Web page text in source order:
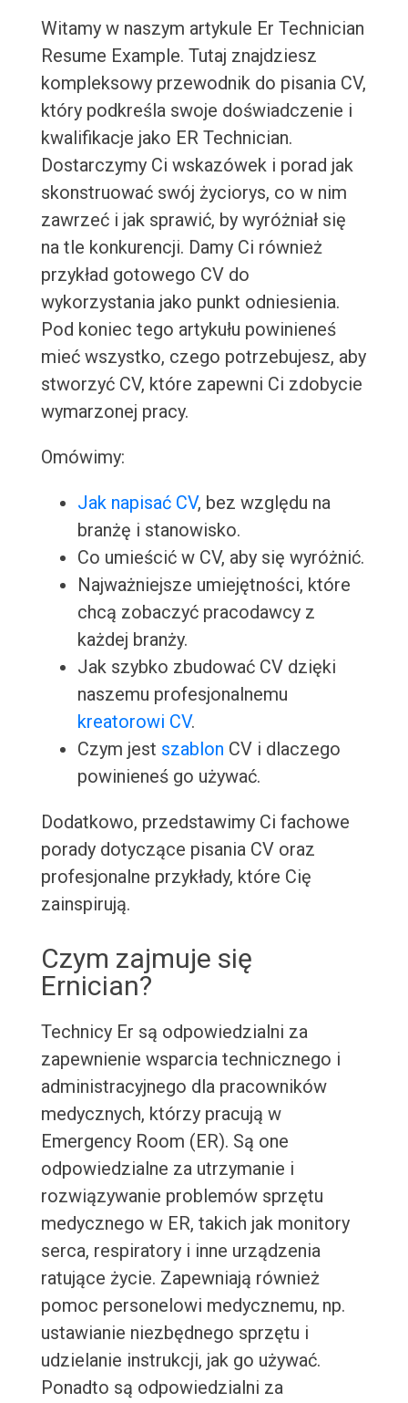
Witamy w naszym artykule Er Technician
Resume Example. Tutaj znajdziesz
kompleksowy przewodnik do pisania CV,
który podkreśla swoje doświadczenie i
kwalifikacje jako ER Technician.
Dostarczymy Ci wskazówek i porad jak
skonstruować swój życiorys, co w nim
zawrzeć i jak sprawić, by wyróżniał się
na tle konkurencji. Damy Ci również
przykład gotowego CV do
wykorzystania jako punkt odniesienia.
Pod koniec tego artykułu powinieneś
mieć wszystko, czego potrzebujesz, aby
stworzyć CV, które zapewni Ci zdobycie
wymarzonej pracy.
Omówimy:
Jak napisać CV, bez względu na
branżę i stanowisko.
Co umieścić w CV, aby się wyróżnić.
Najważniejsze umiejętności, które
chcą zobaczyć pracodawcy z
każdej branży.
Jak szybko zbudować CV dzięki
naszemu profesjonalnemu
kreatorowi CV.
Czym jest szablon CV i dlaczego
powinieneś go używać.
Dodatkowo, przedstawimy Ci fachowe
porady dotyczące pisania CV oraz
profesjonalne przykłady, które Cię
zainspirują.
Czym zajmuje się
Ernician?
Technicy Er są odpowiedzialni za
zapewnienie wsparcia technicznego i
administracyjnego dla pracowników
medycznych, którzy pracują w
Emergency Room (ER). Są one
odpowiedzialne za utrzymanie i
rozwiązywanie problemów sprzętu
medycznego w ER, takich jak monitory
serca, respiratory i inne urządzenia
ratujące życie. Zapewniają również
pomoc personelowi medycznemu, np.
ustawianie niezbędnego sprzętu i
udzielanie instrukcji, jak go używać.
Ponadto są odpowiedzialni za